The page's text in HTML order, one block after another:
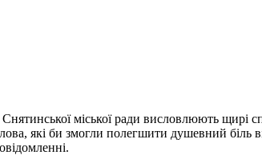
міської ради висловлюють щирі
які би змогли полегшити душевний